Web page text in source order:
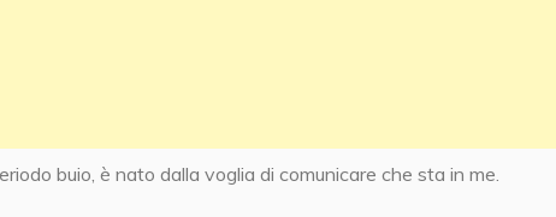
buio, è nato dalla voglia di comunicare che sta in me.